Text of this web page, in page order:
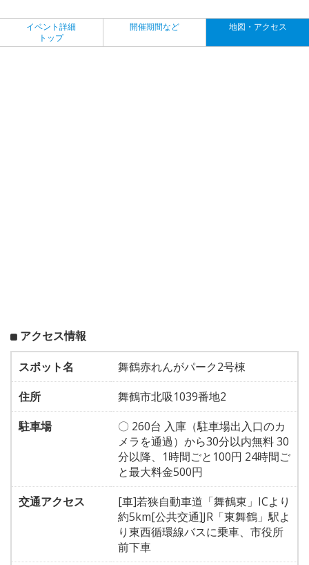
イベント詳細
トップ
開催期間など 地図・アクセス
アクセス情報
スポット名
舞鶴赤れんがパーク2号棟
住所
舞鶴市北吸1039番地2
駐車場
〇 260台 入庫（駐車場出入口のカ
メラを通過）から30分以内無料 30
分以降、1時間ごと100円 24時間ご
と最大料金500円
交通アクセス
[車]若狭自動車道「舞鶴東」ICより
約5km[公共交通]JR「東舞鶴」駅よ
り東西循環線バスに乗車、市役所
前下車